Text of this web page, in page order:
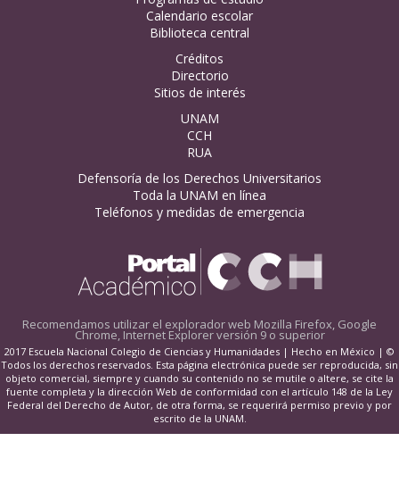
Calendario escolar
Biblioteca central
Créditos
Directorio
Sitios de interés
UNAM
CCH
RUA
Defensoría de los Derechos Universitarios
Toda la UNAM en línea
Teléfonos y medidas de emergencia
Recomendamos utilizar el explorador web Mozilla Firefox, Google
Chrome, Internet Explorer versión 9 o superior
2017 Escuela Nacional Colegio de Ciencias y Humanidades | Hecho en México | ©
Todos los derechos reservados. Esta página electrónica puede ser reproducida, sin
objeto comercial, siempre y cuando su contenido no se mutile o altere, se cite la
fuente completa y la dirección Web de conformidad con el artículo 148 de la Ley
Federal del Derecho de Autor, de otra forma, se requerirá permiso previo y por
escrito de la UNAM.